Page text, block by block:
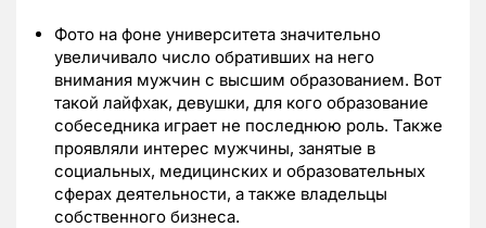
Фото на фоне университета значительно
увеличивало число обративших на него
внимания мужчин с высшим образованием. Вот
такой лайфхак, девушки, для кого образование
собеседника играет не последнюю роль. Также
проявляли интерес мужчины, занятые в
социальных, медицинских и образовательных
сферах деятельности, а также владельцы
собственного бизнеса.